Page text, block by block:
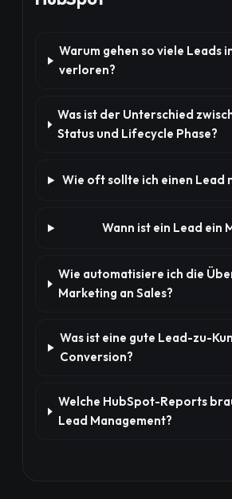
Warum gehen so viele Leads
verloren?
Was ist der Unterschied
Status und Lifecycle Phase?
Wie oft sollte ich einen Lead
Wann ist ein Lead ein
Wie automatisiere ich die
Marketing an Sales?
Was ist eine gute Lead-zu-
Conversion?
Welche HubSpot-Reports
Lead Management?